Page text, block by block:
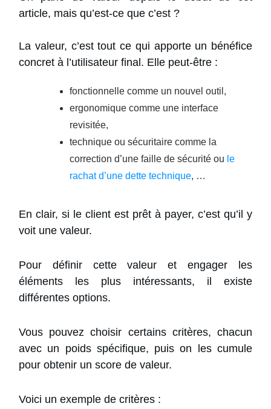
article, mais qu’est-ce que c’est ?
La valeur, c’est tout ce qui apporte un bénéfice
concret à l’utilisateur final. Elle peut-être :
fonctionnelle comme un nouvel outil,
ergonomique comme une interface
revisitée,
technique ou sécuritaire comme la
correction d’une faille de sécurité ou le
rachat d’une dette technique, …
En clair, si le client est prêt à payer, c’est qu’il y
voit une valeur.
Pour définir cette valeur et engager les
éléments les plus intéressants, il existe
différentes options.
Vous pouvez choisir certains critères, chacun
avec un poids spécifique, puis on les cumule
pour obtenir un score de valeur.
Voici un exemple de critères :